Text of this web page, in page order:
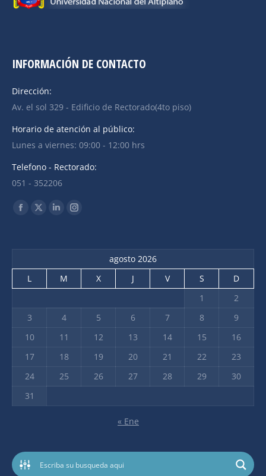
INFORMACIÓN DE CONTACTO
Dirección:
Av. el sol 329 - Edificio de Rectorado(4to piso)
Horario de atención al público:
Lunes a viernes: 09:00 - 12:00 hrs
Telefono - Rectorado:
051 - 352206
Find us on:
agosto 2026
L
M X J V S
D
1
2
3
4 5 6 7 8
9
10
11 12 13 14 15
16
17
18 19 20 21 22
23
24
25 26 27 28 29
30
31
« Ene